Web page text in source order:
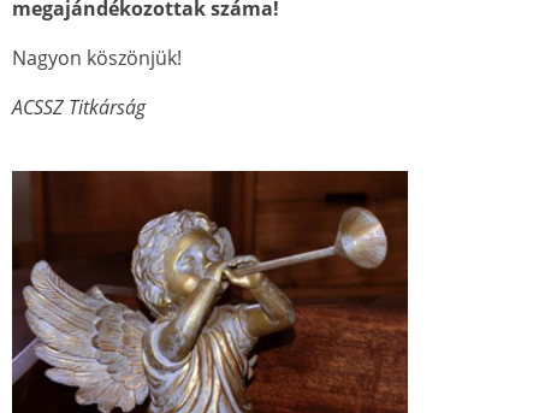
megajándékozottak száma!
Nagyon köszönjük!
ACSSZ Titkárság